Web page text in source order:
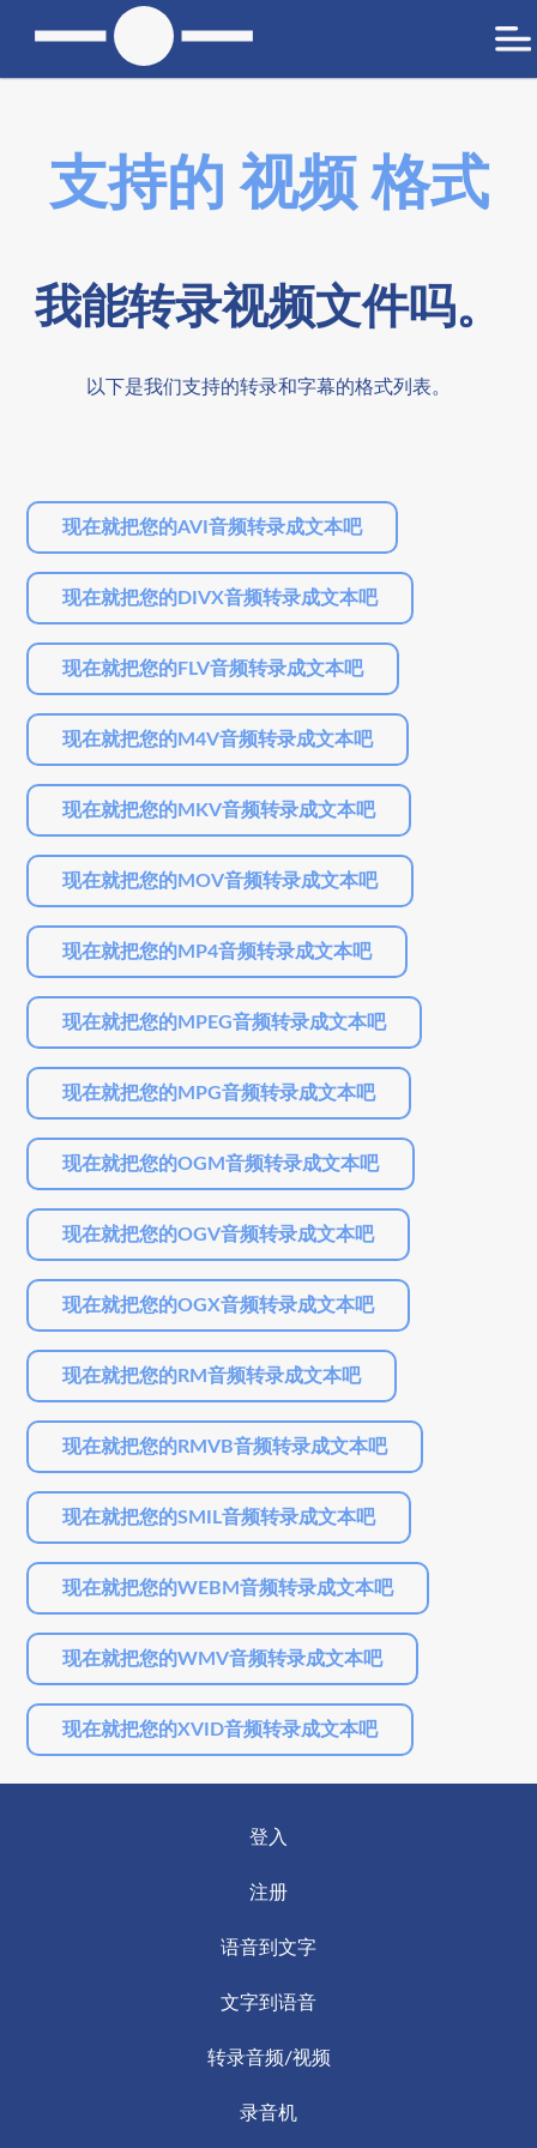
支持的 视频 格式
我能转录视频文件吗。
以下是我们支持的转录和字幕的格式列表。
现在就把您的AVI音频转录成文本吧
现在就把您的DIVX音频转录成文本吧
现在就把您的FLV音频转录成文本吧
现在就把您的M4V音频转录成文本吧
现在就把您的MKV音频转录成文本吧
现在就把您的MOV音频转录成文本吧
现在就把您的MP4音频转录成文本吧
现在就把您的MPEG音频转录成文本吧
现在就把您的MPG音频转录成文本吧
现在就把您的OGM音频转录成文本吧
现在就把您的OGV音频转录成文本吧
现在就把您的OGX音频转录成文本吧
现在就把您的RM音频转录成文本吧
现在就把您的RMVB音频转录成文本吧
现在就把您的SMIL音频转录成文本吧
现在就把您的WEBM音频转录成文本吧
现在就把您的WMV音频转录成文本吧
现在就把您的XVID音频转录成文本吧
登入
注册
语音到文字
文字到语音
转录音频/视频
录音机